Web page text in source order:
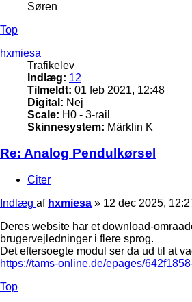
Søren
Top
hxmiesa
Trafikelev
Indlæg: 12
Tilmeldt: 01 feb 2021, 12:48
Digital: Nej
Scale: H0 - 3-rail
Skinnesystem: Märklin K
Re: Analog Pendulkørsel
Citer
Indlæg af hxmiesa » 12 dec 2025,
Deres website har et download-
brugervejledninger i flere sprog.
Det eftersoegte modul ser da ud til at
https://tams-online.de/epages/
Top